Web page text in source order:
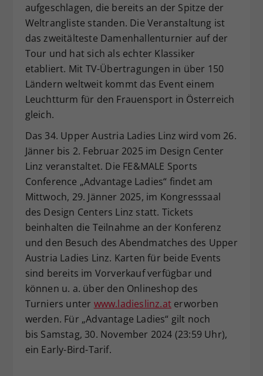
aufgeschlagen, die bereits an der Spitze der
Weltrangliste standen. Die Veranstaltung ist
das zweitälteste Damenhallenturnier auf der
Tour und hat sich als echter Klassiker
etabliert. Mit TV-Übertragungen in über 150
Ländern weltweit kommt das Event einem
Leuchtturm für den Frauensport in Österreich
gleich.
Das 34. Upper Austria Ladies Linz wird vom 26.
Jänner bis 2. Februar 2025 im Design Center
Linz veranstaltet. Die FE&MALE Sports
Conference „Advantage Ladies“ findet am
Mittwoch, 29. Jänner 2025, im Kongresssaal
des Design Centers Linz statt. Tickets
beinhalten die Teilnahme an der Konferenz
und den Besuch des Abendmatches des Upper
Austria Ladies Linz. Karten für beide Events
sind bereits im Vorverkauf verfügbar und
können u. a. über den Onlineshop des
Turniers unter www.ladieslinz.aterworben
werden. Für „Advantage Ladies“ gilt noch
bis Samstag, 30. November 2024 (23:59 Uhr),
ein Early-Bird-Tarif.